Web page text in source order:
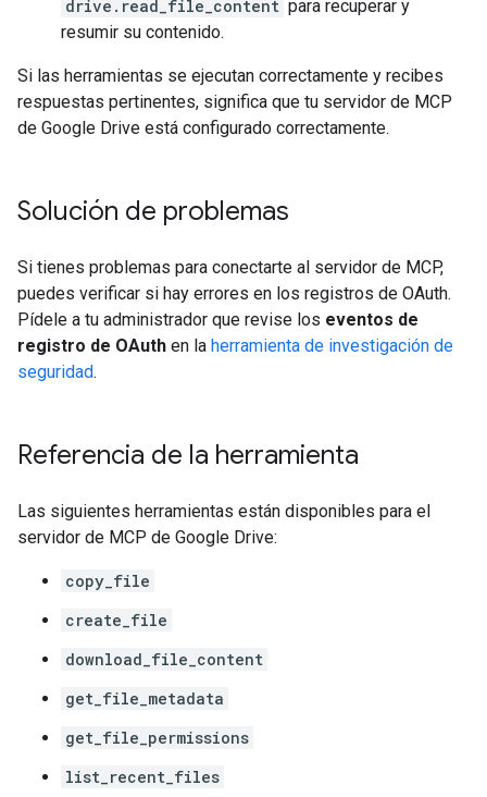
drive.read_file_content para recuperar y
resumir su contenido.
Si las herramientas se ejecutan correctamente y recibes
respuestas pertinentes, significa que tu servidor de MCP
de Google Drive está configurado correctamente.
Solución de problemas
Si tienes problemas para conectarte al servidor de MCP,
puedes verificar si hay errores en los registros de OAuth.
Pídele a tu administrador que revise los eventos de
registro de OAuth en la herramienta de investigación de
seguridad.
Referencia de la herramienta
Las siguientes herramientas están disponibles para el
servidor de MCP de Google Drive:
copy_file
create_file
download_file_content
get_file_metadata
get_file_permissions
list_recent_files